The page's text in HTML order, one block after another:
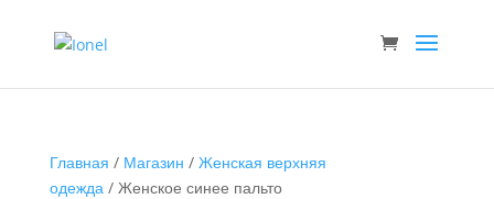
Главная / Магазин / Женская верхняя
одежда/ Женское синее пальто